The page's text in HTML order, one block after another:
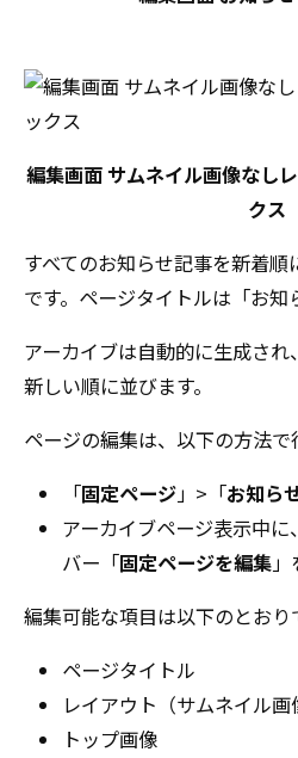
編集画面 サムネイル画像なし
クス
すべてのお知らせ記事を新着
です。ページタイトルは「お知
アーカイブは自動的に生成さ
新しい順に並びます。
ページの編集は、以下の方法で
「固定ページ」>「お知ら
アーカイブページ表示中
バー「固定ページを編集」
編集可能な項目は以下のとおり
ページタイトル
レイアウト（サムネイル画
トップ画像